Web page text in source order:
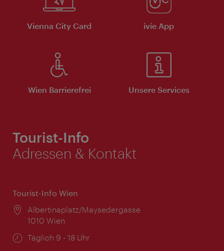
Vienna City Card ivie App
Wien Barrierefrei Unsere Services
Tourist-Info
Adressen & Kontakt
Tourist-Info Wien
Ort:
Albertinaplatz/Maysedergasse
1010 Wien
Öffnungszeiten:
Täglich 9 - 18 Uhr